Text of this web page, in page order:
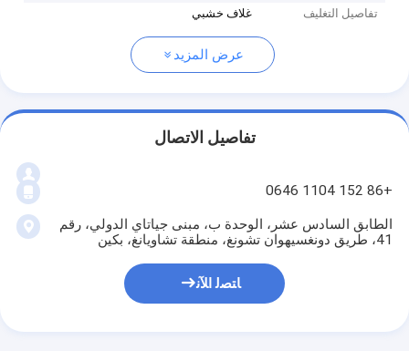
تفاصيل التغليف
غلاف خشبي
عرض المزيد
تفاصيل الاتصال
+86 152 1104 0646
الطابق السادس عشر، الوحدة ب، مبنى جياتاي الدولي، رقم
41، طريق دونغسيهوان تشونغ، منطقة تشاويانغ، بكين
ﺎﺘﺼﻟ ﺍﻶﻧ